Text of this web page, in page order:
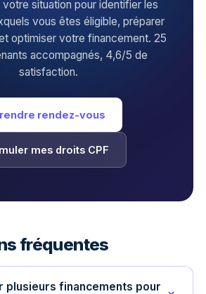
situation pour identifier les
vous êtes éligible, préparer
optimiser votre financement. 25
accompagnés, 4,6/5 de
satisfaction.
rendez-vous
mes droits CPF
fréquentes
plusieurs financements pour